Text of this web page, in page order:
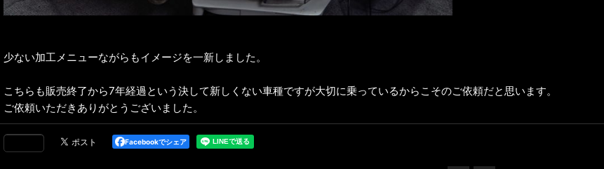
少ない加工メニューながらもイメージを一新しました。
こちらも販売終了から7年経過という決して新しくない車種ですが大切に乗っているからこそのご依頼だと思います。
ご依頼いただきありがとうございました。
Facebookでシェア